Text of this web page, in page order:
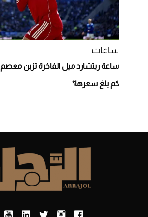
ساعات
ساعة ريتشارد ميل الفاخرة تزين
كم بلغ سعرها؟